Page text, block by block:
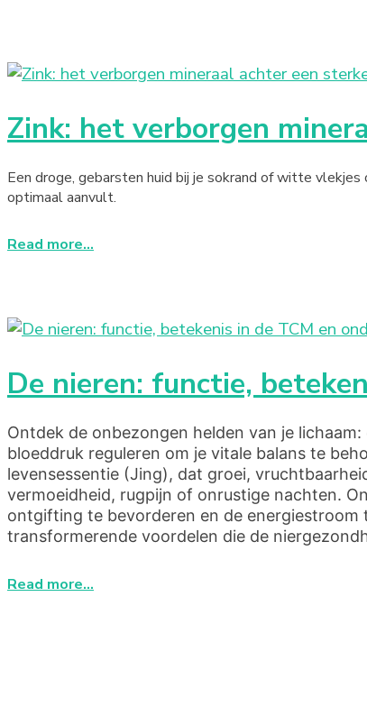
Zink: het verborgen
Een droge, gebarsten huid bij je sokrand of witte
optimaal aanvult.
Read more...
De nieren: functie,
Ontdek de onbezongen helden van je
bloeddruk reguleren om je vitale balans te
levensessentie (Jing), dat groei,
vermoeidheid, rugpijn of onrustige nachten.
ontgifting te bevorderen en de energiestroom
transformerende voordelen die de
Read more...